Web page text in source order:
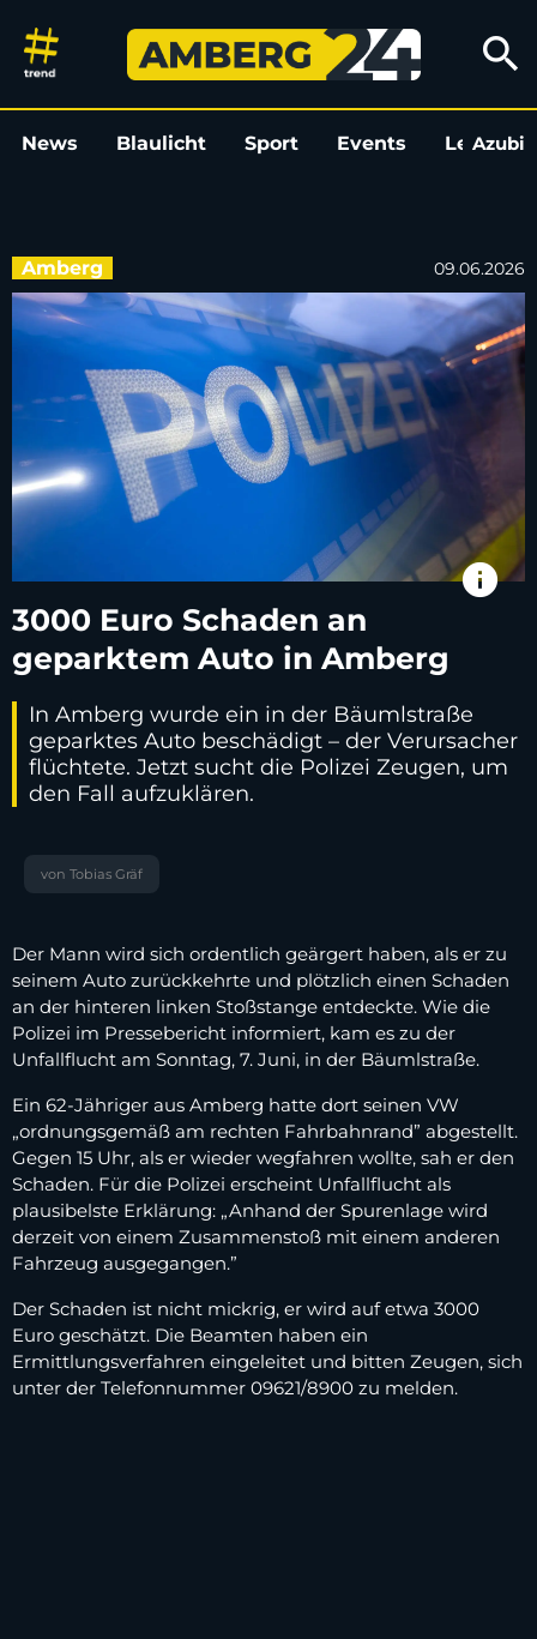
3000 Euro Schaden an
search
News Blaulicht Sport Events LeoAzubi
Amberg 09.06.2026
info
3000 Euro Schaden an
geparktem Auto in Amberg
In Amberg wurde ein in der Bäumlstraße
geparktes Auto beschädigt – der Verursacher
flüchtete. Jetzt sucht die Polizei Zeugen, um
den Fall aufzuklären.
von Tobias Gräf
Der Mann wird sich ordentlich geärgert haben, als er zu
seinem Auto zurückkehrte und plötzlich einen Schaden
an der hinteren linken Stoßstange entdeckte. Wie die
Polizei im Pressebericht informiert, kam es zu der
Unfallflucht am Sonntag, 7. Juni, in der Bäumlstraße.
Ein 62-Jähriger aus Amberg hatte dort seinen VW
„ordnungsgemäß am rechten Fahrbahnrand” abgestellt.
Gegen 15 Uhr, als er wieder wegfahren wollte, sah er den
Schaden. Für die Polizei erscheint Unfallflucht als
plausibelste Erklärung: „Anhand der Spurenlage wird
derzeit von einem Zusammenstoß mit einem anderen
Fahrzeug ausgegangen.”
Der Schaden ist nicht mickrig, er wird auf etwa 3000
Euro geschätzt. Die Beamten haben ein
Ermittlungsverfahren eingeleitet und bitten Zeugen, sich
unter der Telefonnummer 09621/8900 zu melden.